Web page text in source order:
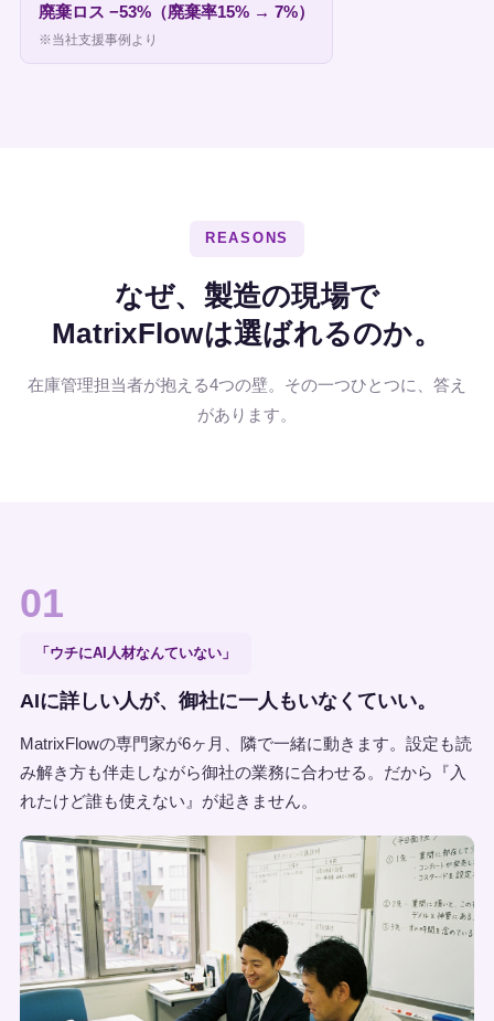
廃棄ロス −53%（廃棄率15% → 7%）
※当社支援事例より
REASONS
なぜ、製造の現場で
MatrixFlowは選ばれるのか。
在庫管理担当者が抱える4つの壁。その一つひとつに、答え
があります。
01
「ウチにAI人材なんていない」
AIに詳しい人が、御社に一人もいなくていい。
MatrixFlowの専門家が6ヶ月、隣で一緒に動きます。設定も読
み解き方も伴走しながら御社の業務に合わせる。だから『入
れたけど誰も使えない』が起きません。